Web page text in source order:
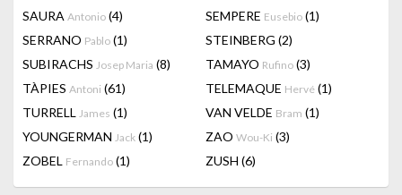
SAURA Antonio (4) SEMPERE Eusebio (1)
SERRANO Pablo (1) STEINBERG (2)
SUBIRACHS Josep Maria (8) TAMAYO Rufino (3)
TÀPIES Antoni (61) TELEMAQUE Hervé (1)
TURRELL James (1) VAN VELDE Bram (1)
YOUNGERMAN Jack (1) ZAO Wou-Ki (3)
ZOBEL Fernando (1) ZUSH (6)